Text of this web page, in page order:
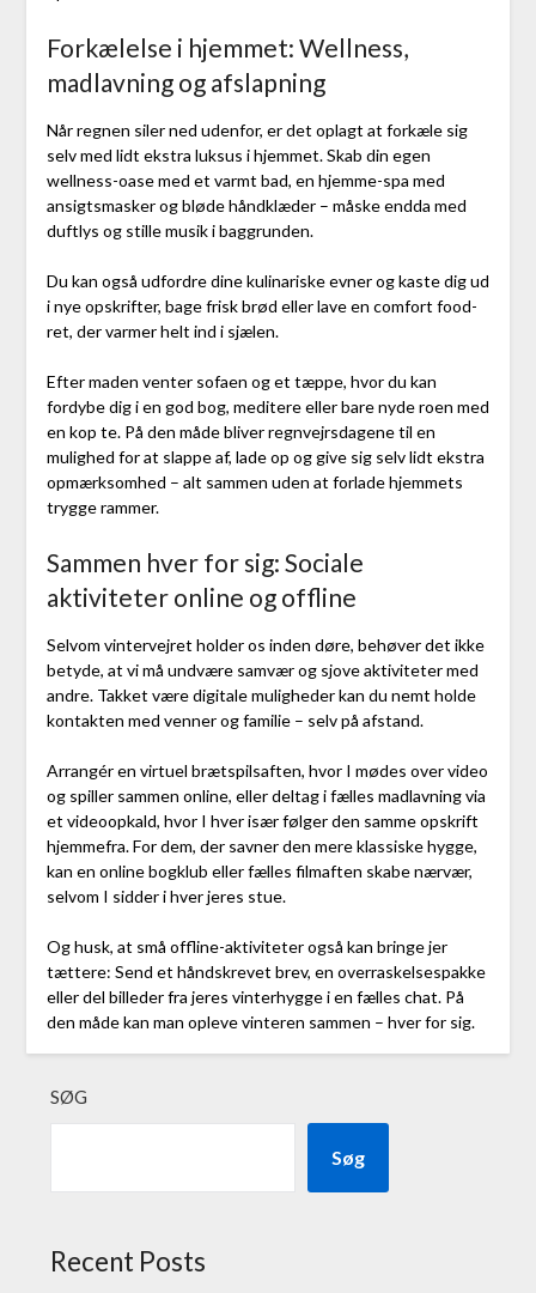
Forkælelse i hjemmet: Wellness,
madlavning og afslapning
Når regnen siler ned udenfor, er det oplagt at forkæle sig
selv med lidt ekstra luksus i hjemmet. Skab din egen
wellness-oase med et varmt bad, en hjemme-spa med
ansigtsmasker og bløde håndklæder – måske endda med
duftlys og stille musik i baggrunden.
Du kan også udfordre dine kulinariske evner og kaste dig ud
i nye opskrifter, bage frisk brød eller lave en comfort food-
ret, der varmer helt ind i sjælen.
Efter maden venter sofaen og et tæppe, hvor du kan
fordybe dig i en god bog, meditere eller bare nyde roen med
en kop te. På den måde bliver regnvejrsdagene til en
mulighed for at slappe af, lade op og give sig selv lidt ekstra
opmærksomhed – alt sammen uden at forlade hjemmets
trygge rammer.
Sammen hver for sig: Sociale
aktiviteter online og offline
Selvom vintervejret holder os inden døre, behøver det ikke
betyde, at vi må undvære samvær og sjove aktiviteter med
andre. Takket være digitale muligheder kan du nemt holde
kontakten med venner og familie – selv på afstand.
Arrangér en virtuel brætspilsaften, hvor I mødes over video
og spiller sammen online, eller deltag i fælles madlavning via
et videoopkald, hvor I hver især følger den samme opskrift
hjemmefra. For dem, der savner den mere klassiske hygge,
kan en online bogklub eller fælles filmaften skabe nærvær,
selvom I sidder i hver jeres stue.
Og husk, at små offline-aktiviteter også kan bringe jer
tættere: Send et håndskrevet brev, en overraskelsespakke
eller del billeder fra jeres vinterhygge i en fælles chat. På
den måde kan man opleve vinteren sammen – hver for sig.
SØG
Søg
Recent Posts